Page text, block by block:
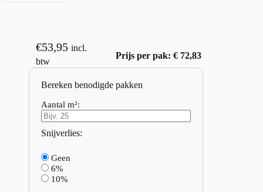
€53,95 incl.
btw
Prijs per pak: € 72,83
Bereken benodigde pakken
Aantal m²:
Snijverlies:
Geen
6%
10%